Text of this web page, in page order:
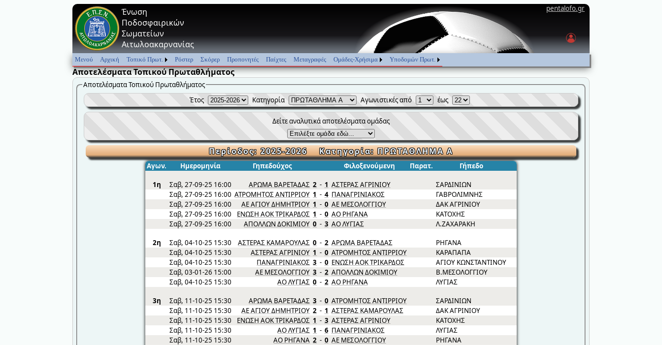
pentalofo.gr
Ένωση
Ποδοσφαιρικών
Σωματείων
Αιτωλοακαρνανίας
Μενού Αρχική Τοπικό Πρωτ. Ρόστερ Σκόρερ Προπονητές Παίχτες Μεταγραφές Ομάδες-Χρήσιμα Υποδομών Πρωτ.
Αποτελέσματα Τοπικού Πρωταθλήματος
Αποτελέσματα Τοπικού Πρωταθλήματος
Έτος
Κατηγορία Αγωνιστικές από έως
Δείτε αναλυτικά αποτελέσματα ομάδας
Περίοδος: 2025-2026 Κατηγορία: ΠΡΩΤΑΘΛΗΜΑ Α
Αγων. Ημερομηνία Γηπεδούχος Φιλοξενούμενη Παρατ. Γήπεδο
1η Σαβ, 27-09-25 16:00 ΑΡΩΜΑ ΒΑΡΕΤΑΔΑΣ 2 - 1 ΑΣΤΕΡΑΣ ΑΓΡΙΝΙΟΥ
ΣΑΡΔΙΝΙΩΝ
Σαβ, 27-09-25 16:00 ΑΤΡΟΜΗΤΟΣ ΑΝΤΙΡΡΙΟΥ 1 - 4 ΠΑΝΑΓΡΙΝΙΑΚΟΣ
ΓΑΒΡΟΛΙΜΝΗΣ
Σαβ, 27-09-25 16:00
ΑΕ ΑΓΙΟΥ ΔΗΜΗΤΡΙΟΥ 1 - 0 ΑΕ ΜΕΣΟΛΟΓΓΙΟΥ
ΔΑΚ ΑΓΡΙΝΙΟΥ
Σαβ, 27-09-25 16:00
ΕΝΩΣΗ ΑΟΚ ΤΡΙΚΑΡΔΟΣ 1 - 0 ΑΟ ΡΗΓΑΝΑ
ΚΑΤΟΧΗΣ
Σαβ, 27-09-25 16:00
ΑΠΟΛΛΩΝ ΔΟΚΙΜΙΟΥ 0 - 3 ΑΟ ΛΥΓΙΑΣ Λ.ΖΑΧΑΡΑΚΗ
2η Σαβ, 04-10-25 15:30 ΑΣΤΕΡΑΣ ΚΑΜΑΡΟΥΛΑΣ 0 - 2 ΑΡΩΜΑ ΒΑΡΕΤΑΔΑΣ
ΡΗΓΑΝΑ
Σαβ, 04-10-25 15:30
ΑΣΤΕΡΑΣ ΑΓΡΙΝΙΟΥ 1 - 0 ΑΤΡΟΜΗΤΟΣ ΑΝΤΙΡΡΙΟΥ
ΚΑΡΑΠΑΠΑ
Σαβ, 04-10-25 15:30
ΠΑΝΑΓΡΙΝΙΑΚΟΣ 3 - 0 ΕΝΩΣΗ ΑΟΚ ΤΡΙΚΑΡΔΟΣ
ΑΓΙΟΥ ΚΩΝΣΤΑΝΤΙΝΟΥ
Σαβ, 03-01-26 15:00
ΑΕ ΜΕΣΟΛΟΓΓΙΟΥ 3 - 2 ΑΠΟΛΛΩΝ ΔΟΚΙΜΙΟΥ
Β.ΜΕΣΟΛΟΓΓΙΟΥ
Σαβ, 04-10-25 15:30
ΑΟ ΛΥΓΙΑΣ 0 - 2 ΑΟ ΡΗΓΑΝΑ ΛΥΓΙΑΣ
3η Σαβ, 11-10-25 15:30 ΑΡΩΜΑ ΒΑΡΕΤΑΔΑΣ 3 - 0 ΑΤΡΟΜΗΤΟΣ ΑΝΤΙΡΡΙΟΥ
ΣΑΡΔΙΝΙΩΝ
Σαβ, 11-10-25 15:30
ΑΕ ΑΓΙΟΥ ΔΗΜΗΤΡΙΟΥ 2 - 1 ΑΣΤΕΡΑΣ ΚΑΜΑΡΟΥΛΑΣ
ΔΑΚ ΑΓΡΙΝΙΟΥ
Σαβ, 11-10-25 15:30
ΕΝΩΣΗ ΑΟΚ ΤΡΙΚΑΡΔΟΣ 1 - 3 ΑΣΤΕΡΑΣ ΑΓΡΙΝΙΟΥ
ΚΑΤΟΧΗΣ
Σαβ, 11-10-25 15:30
ΑΟ ΛΥΓΙΑΣ 1 - 6 ΠΑΝΑΓΡΙΝΙΑΚΟΣ
ΛΥΓΙΑΣ
Σαβ, 11-10-25 15:30
ΑΟ ΡΗΓΑΝΑ 2 - 0 ΑΕ ΜΕΣΟΛΟΓΓΙΟΥ ΡΗΓΑΝΑ